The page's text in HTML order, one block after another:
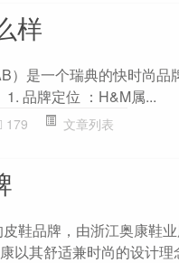
样
）是一个瑞典的快时尚
品牌定位 ：H&M属...
179 文章列表
鞋品牌，由浙江奥康鞋
以其舒适兼时尚的设计理